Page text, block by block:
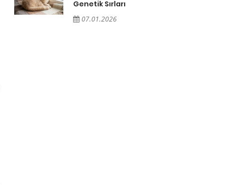
Genetik Sırları
07.01.2026